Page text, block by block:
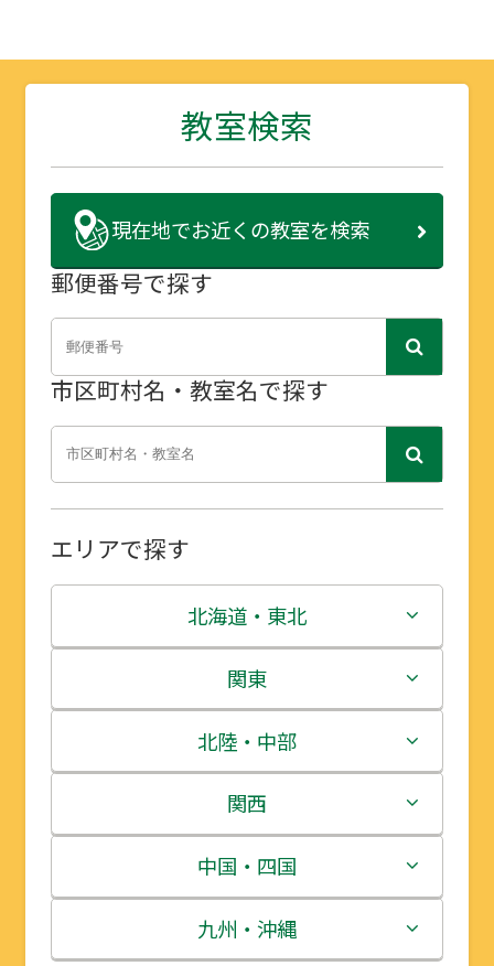
教室検索
現在地でお近くの教室を検索
郵便番号で探す
市区町村名・教室名で探す
エリアで探す
北海道・東北
北海道
青森県
岩手県
宮城県
秋田県
関東
茨城県
栃木県
群馬県
埼玉県
北陸・中部
新潟県
富山県
石川県
関西
三重県
滋賀県
中国・四国
鳥取県
九州・沖縄